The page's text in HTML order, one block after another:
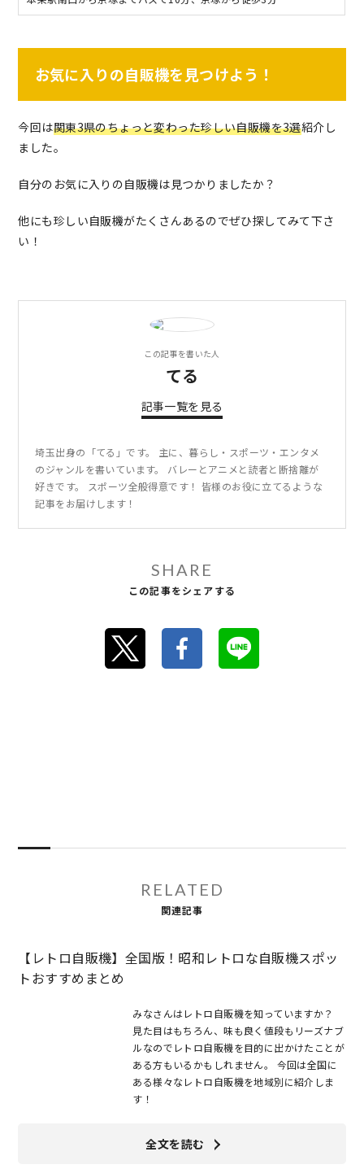
お気に入りの自販機を見つけよう！
今回は関東3県のちょっと変わった珍しい自販機を3選紹介し
ました。
自分のお気に入りの自販機は見つかりましたか？
他にも珍しい自販機がたくさんあるのでぜひ探してみて下さ
い！
この記事を書いた人
てる
記事一覧を見る
埼玉出身の「てる」です。 主に、暮らし・スポーツ・エンタメ
のジャンルを書いています。 バレーとアニメと読者と断捨離が
好きです。 スポーツ全般得意です！ 皆様のお役に立てるような
記事をお届けします！
SHARE
この記事をシェアする
RELATED
関連記事
【レトロ自販機】全国版！昭和レトロな自販機スポッ
トおすすめまとめ
みなさんはレトロ自販機を知っていますか？
見た目はもちろん、味も良く値段もリーズナブ
ルなのでレトロ自販機を目的に出かけたことが
ある方もいるかもしれません。 今回は全国に
ある様々なレトロ自販機を地域別に紹介しま
す！
全文を読む